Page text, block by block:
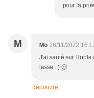
pour la
M Mo 26/11/2022
J'ai sauté sur Hopla
fasse...) 🙂
Répondre